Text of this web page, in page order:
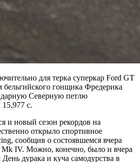
для терка суперкар Ford GT
гонщика Фредерика
Северную петлю
с.
и новый сезон рекордов на
открыло спортивное
сообщив о состоявшемся вчера
Mk IV. Можно, конечно, было и вчера
дурака и куча самодурства в